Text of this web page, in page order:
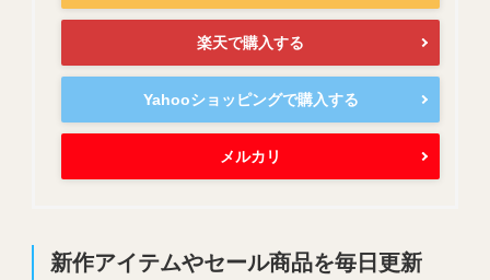
楽天で購入する
Yahooショッピングで購入する
メルカリ
新作アイテムやセール商品を毎日更新